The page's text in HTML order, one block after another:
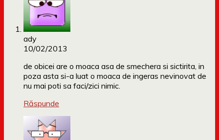
ady
10/02/2013
de obicei are o moaca asa de smechera si sictirita, in
poza asta si-a luat o moaca de ingeras nevinovat de
nu mai poti sa faci/zici nimic.
Răspunde